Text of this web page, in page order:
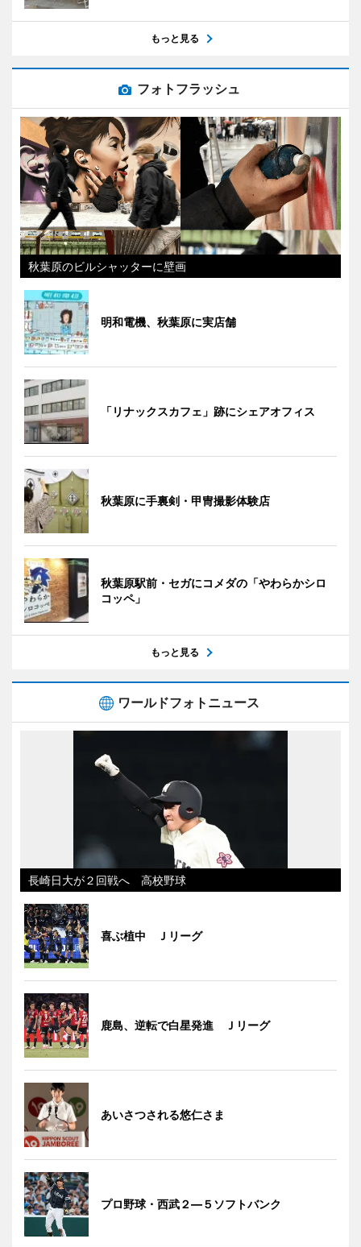
もっと見る
フォトフラッシュ
秋葉原のビルシャッターに壁画
明和電機、秋葉原に実店舗
「リナックスカフェ」跡にシェアオフィス
秋葉原に手裏剣・甲冑撮影体験店
秋葉原駅前・セガにコメダの「やわらかシロ
コッペ」
もっと見る
ワールドフォトニュース
長崎日大が２回戦へ 高校野球
喜ぶ植中 Ｊリーグ
鹿島、逆転で白星発進 Ｊリーグ
あいさつされる悠仁さま
プロ野球・西武２―５ソフトバンク